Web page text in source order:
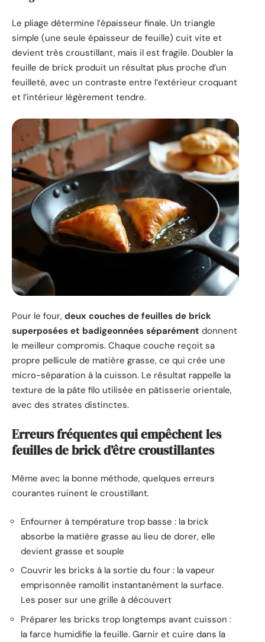
Le pliage détermine l’épaisseur finale. Un triangle
simple (une seule épaisseur de feuille) cuit vite et
devient très croustillant, mais il est fragile. Doubler la
feuille de brick produit un résultat plus proche d’un
feuilleté, avec un contraste entre l’extérieur croquant
et l’intérieur légèrement tendre.
Pour le four, deux couches de feuilles de brick
superposées et badigeonnées séparément donnent
le meilleur compromis. Chaque couche reçoit sa
propre pellicule de matière grasse, ce qui crée une
micro-séparation à la cuisson. Le résultat rappelle la
texture de la pâte filo utilisée en pâtisserie orientale,
avec des strates distinctes.
Erreurs fréquentes qui empêchent les
feuilles de brick d’être croustillantes
Même avec la bonne méthode, quelques erreurs
courantes ruinent le croustillant.
Enfourner à température trop basse : la brick
absorbe la matière grasse au lieu de dorer, elle
devient grasse et souple
Couvrir les bricks à la sortie du four : la vapeur
emprisonnée ramollit instantanément la surface.
Les poser sur une grille à découvert
Préparer les bricks trop longtemps avant cuisson :
la farce humidifie la feuille. Garnir et cuire dans la